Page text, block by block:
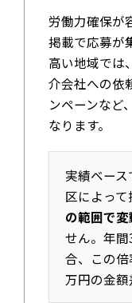
労働力確保が
掲載で応募が
高い地域では
介会社への依
ンペーンなど
なります。
実績ベー
区によっ
の範囲で変
せん。年
合、この
万円の金額